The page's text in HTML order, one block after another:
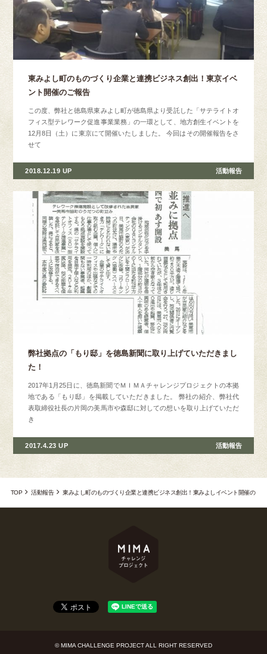
2018.12.19 UP 活動報告
東みよし町のものづくり企業と連携ビジネス創出！東京イベ
ント開催のご報告
この度、弊社と徳島県東みよし町が徳島県より受託した「サテライトオ
フィス型テレワーク促進事業業務」の一環として、地方創生イベントを
12月8日（土）に東京にて開催いたしました。 今回はその開催報告をさ
せて
2017.4.23 UP 活動報告
弊社拠点の「もり邸」を徳島新聞に取り上げていただきまし
た！
2017年1月25日に、徳島新聞でＭＩＭＡチャレンジプロジェクトの本拠
地である「もり邸」を掲載していただきました。 弊社の紹介、弊社代
表取締役社長の片岡の美馬市や森邸に対しての想いを取り上げていただ
き
TOP 活動報告 東みよし町のものづくり企業と連携ビジネス創出！東みよしイベント開催の
© MIMA CHALLENGE PROJECT ALL RIGHT RESERVED